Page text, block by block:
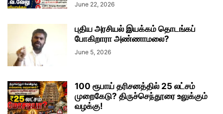
June 22, 2026
புதிய அரசியல் இயக்கம் தொடங்கப்
போகிறாரா அண்ணாமலை?
June 5, 2026
100 ரூபாய் தரிசனத்தில் 25 லட்சம்
முறைகேடு? திருச்செந்தூரை உலுக்கும்
வழக்கு!